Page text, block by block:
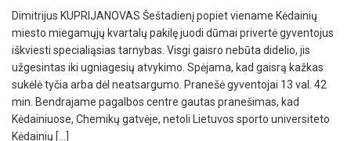
Dimitrijus KUPRIJANOVAS Šeštadienį popiet viename Kėdainių
miesto miegamųjų kvartalų pakilę juodi dūmai privertė gyventojus
iškviesti specialiąsias tarnybas. Visgi gaisro nebūta didelio, jis
užgesintas iki ugniagesių atvykimo. Spėjama, kad gaisrą kažkas
sukėlė tyčia arba dėl neatsargumo. Pranešė gyventojai 13 val. 42
min. Bendrajame pagalbos centre gautas pranešimas, kad
Kėdainiuose, Chemikų gatvėje, netoli Lietuvos sporto universiteto
Kėdainių […]